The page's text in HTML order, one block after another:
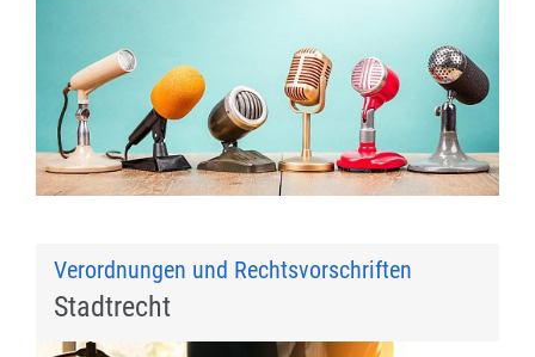
Verordnungen und Rechtsvorschriften
Stadtrecht